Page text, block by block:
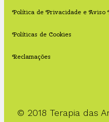
Política de Privacidade e Aviso
Políticas de Cookies
Reclamações
© 2018 Terapia das